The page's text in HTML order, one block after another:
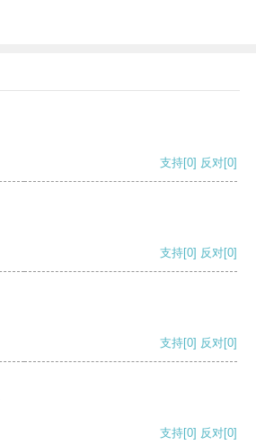
支持[0] 反对[0]
支持[0] 反对[0]
支持[0] 反对[0]
支持[0] 反对[0]